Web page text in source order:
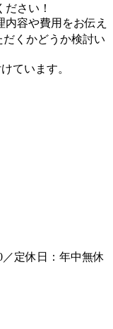
さい！
容や費用をお伝え
くかどうか検討い
ています。
／定休日：年中無休